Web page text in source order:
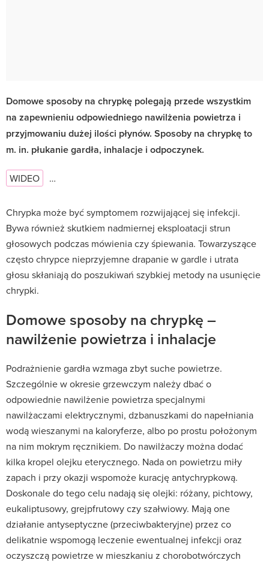
Domowe sposoby na chrypkę polegają przede wszystkim
na zapewnieniu odpowiedniego nawilżenia powietrza i
przyjmowaniu dużej ilości płynów. Sposoby na chrypkę to
m. in. płukanie gardła, inhalacje i odpoczynek.
WIDEO …
Chrypka może być symptomem rozwijającej się infekcji.
Bywa również skutkiem nadmiernej eksploatacji strun
głosowych podczas mówienia czy śpiewania. Towarzyszące
często chrypce nieprzyjemne drapanie w gardle i utrata
głosu skłaniają do poszukiwań szybkiej metody na usunięcie
chrypki.
Domowe sposoby na chrypkę –
nawilżenie powietrza i inhalacje
Podrażnienie gardła wzmaga zbyt suche powietrze.
Szczególnie w okresie grzewczym należy dbać o
odpowiednie nawilżenie powietrza specjalnymi
nawilżaczami elektrycznymi, dzbanuszkami do napełniania
wodą wieszanymi na kaloryferze, albo po prostu położonym
na nim mokrym ręcznikiem. Do nawilżaczy można dodać
kilka kropel olejku eterycznego. Nada on powietrzu miły
zapach i przy okazji wspomoże kurację antychrypkową.
Doskonale do tego celu nadają się olejki: różany, pichtowy,
eukaliptusowy, grejpfrutowy czy szałwiowy. Mają one
działanie antyseptyczne (przeciwbakteryjne) przez co
delikatnie wspomogą leczenie ewentualnej infekcji oraz
oczyszczą powietrze w mieszkaniu z chorobotwórczych